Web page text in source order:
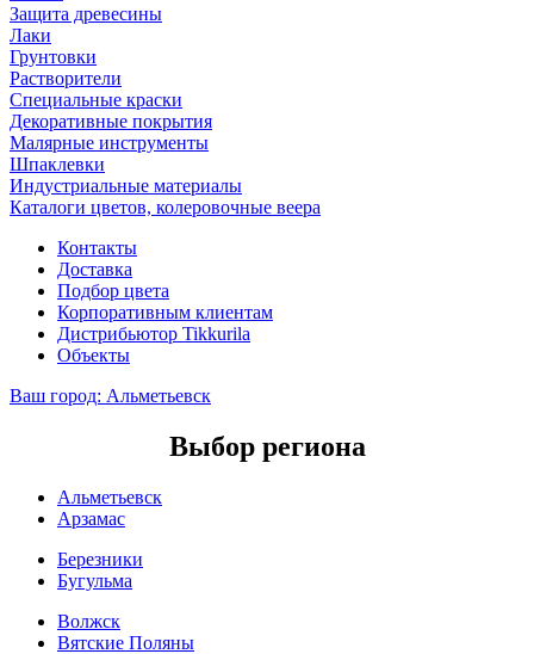
Защита древесины
Лаки
Грунтовки
Растворители
Специальные краски
Декоративные покрытия
Малярные инструменты
Шпаклевки
Индустриальные материалы
Каталоги цветов, колеровочные веера
Контакты
Доставка
Подбор цвета
Корпоративным клиентам
Дистрибьютор Tikkurila
Объекты
Ваш город: Альметьевск
Выбор региона
Альметьевск
Арзамас
Березники
Бугульма
Волжск
Вятские Поляны